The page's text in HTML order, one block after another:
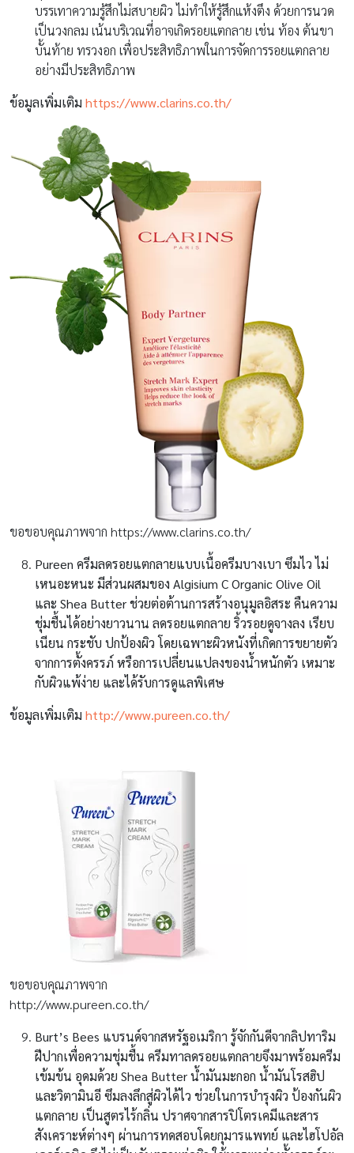
บรรเทาความรู้สึกไม่สบายผิว ไม่ทำให้รู้สึกแห้งตึง ด้วยการนวด
เป็นวงกลม เน้นบริเวณที่อาจเกิดรอยแตกลาย เช่น ท้อง ต้นขา
บั้นท้าย ทรวงอก เพื่อประสิทธิภาพในการจัดการรอยแตกลาย
อย่างมีประสิทธิภาพ
ข้อมูลเพิ่มเติม https://www.clarins.co.th/
ขอขอบคุณภาพจาก https://www.clarins.co.th/
Pureen ครีมลดรอยแตกลายแบบเนื้อครีมบางเบา ซึมไว ไม่
เหนอะหนะ มีส่วนผสมของ Algisium C Organic Olive Oil
และ Shea Butter ช่วยต่อต้านการสร้างอนุมูลอิสระ คืนความ
ชุ่มชื้นได้อย่างยาวนาน ลดรอยแตกลาย ริ้วรอยดูจางลง เรียบ
เนียน กระชับ ปกป้องผิว โดยเฉพาะผิวหนังที่เกิดการขยายตัว
จากการตั้งครรภ์ หรือการเปลี่ยนแปลงของน้ำหนักตัว เหมาะ
กับผิวแพ้ง่าย และได้รับการดูแลพิเศษ
ข้อมูลเพิ่มเติม http://www.pureen.co.th/
ขอขอบคุณภาพจาก
http://www.pureen.co.th/
Burt’s Bees แบรนด์จากสหรัฐอเมริกา รู้จักกันดีจากลิปทาริม
ฝีปากเพื่อความชุ่มชื้น ครีมทาลดรอยแตกลายจึงมาพร้อมครีม
เข้มข้น อุดมด้วย Shea Butter น้ำมันมะกอก น้ำมันโรสฮิป
และวิตามินอี ซึมลงลึกสู่ผิวได้ไว ช่วยในการบำรุงผิว ป้องกันผิว
แตกลาย เป็นสูตรไร้กลิ่น ปราศจากสารปิโตรเคมีและสาร
สังเคราะห์ต่างๆ ผ่านการทดสอบโดยกุมารแพทย์ และไฮโปอัล